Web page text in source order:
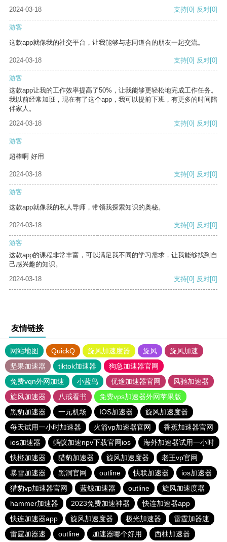
2024-03-18 支持[0] 反对[0]
游客
这款app就像我的社交平台，让我能够与志同道合的朋友一起交流。
2024-03-18 支持[0] 反对[0]
游客
这款app让我的工作效率提高了50%，让我能够更轻松地完成工作任务。
我以前经常加班，现在有了这个app，我可以提前下班，有更多的时间陪
伴家人。
2024-03-18
支持[0] 反对[0]
游客
超棒啊 好用
2024-03-18 支持[0] 反对[0]
游客
这款app就像我的私人导师，带领我探索知识的奥秘。
2024-03-18 支持[0] 反对[0]
游客
这款app的课程非常丰富，可以满足我不同的学习需求，让我能够找到自
己感兴趣的知识。
2024-03-18
支持[0] 反对[0]
友情链接
网站地图 QuickQ 旋风加速度器 旋风
旋风加速
坚果加速器
tiktok加速器
狗急加速器官网
免费vqn外网加速
小蓝鸟 优途加速器官网
风驰加速器
旋风加速器
八戒看书
免费vps加速器外网苹果版
黑豹加速器
一元机场 IOS加速器
旋风加速度器
每天试用一小时加速器
火箭vp加速器官网
香蕉加速器官网
ios加速器
蚂蚁加速npv下载官网ios
海外加速器试用一小时
快橙加速器
猎豹加速器 旋风加速度器
老王vp官网
暴雪加速器
黑洞官网 outline 快联加速器
ios加速器
猎豹vp加速器官网
蓝鲸加速器 outline
旋风加速度器
hammer加速器
2023免费加速神器
快连加速器app
快连加速器app
旋风加速度器 极光加速器
雷霆加器速
雷霆加器速
outline 加速器哪个好用 西柚加速器